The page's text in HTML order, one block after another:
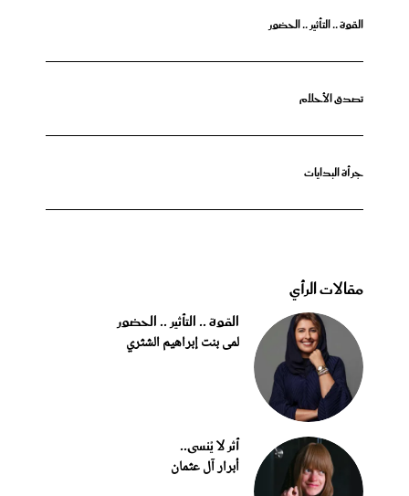
القوة .. التأثير .. الحضور
تصدق الأحلام
جرأة البدايات
مقالات الرأي
القوة .. التأثير .. الحضور
لمى بنت إبراهيم الشثري
أثر لا يُنسى..
أبرار آل عثمان